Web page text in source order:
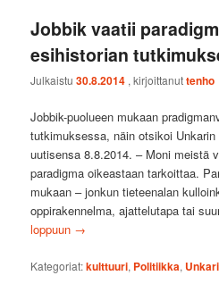
Jobbik vaatii
esihistorian
Julkaistu30.8.2014 , kirjoittanuttenho
Jobbik-puolueen mukaan
tutkimuksessa, näin otsikoi
uutisensa 8.8.2014. – Moni meistä
paradigma oikeastaan tarkoittaa.
mukaan – jonkun tieteenalan
oppirakennelma, ajattelutapa tai
loppuun →
Kategoriat:kulttuuri, Politiikka, Unkari